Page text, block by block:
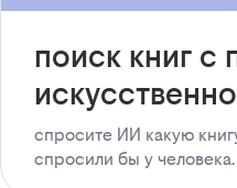
поиск книг
спросите ИИ какую
спросили бы у человека.